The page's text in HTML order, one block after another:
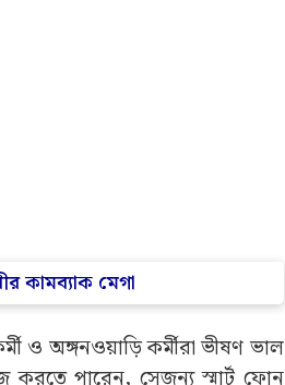
কামব্যাক মেগা
ও অঙ্গনওয়াড়ি কর্মীরা ভীষণ ভাল